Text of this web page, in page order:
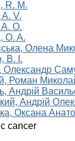
R. M.
V.
O.
O. A.
Олена
В. І.
Олександр
Роман
Андрій
Андрій
Оксана
cancer